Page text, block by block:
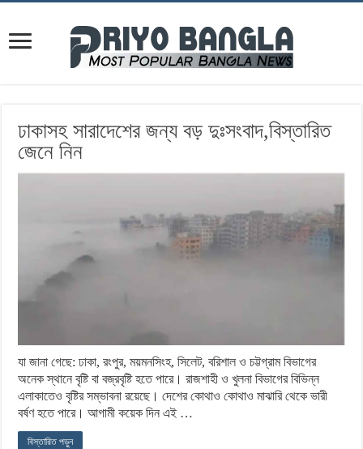
ঢাকাসহ সারাদেশের জন্য বড় দুঃসংবাদ,বিস্তারিত
জেনে নিন
যা জানা গেছে: ঢাকা, রংপুর, ময়মনসিংহ, সিলেট, বরিশাল ও চট্টগ্রাম বিভাগের
অনেক স্থানে বৃষ্টি বা বজ্রবৃষ্টি হতে পারে। রাজশাহী ও খুলনা বিভাগের বিভিন্ন
এলাকাতেও বৃষ্টির সম্ভাবনা রয়েছে। দেশের কোথাও কোথাও মাঝারি থেকে ভারী
বর্ষণ হতে পারে। আগামী কয়েক দিন এই …
বিস্তারিত পড়ুন